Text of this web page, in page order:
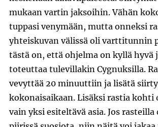
mukaan vartin jaksoihin. Vähän
tuppasi venymään, mutta onneksi
yhteiskuvan välissä oli varttitunnin
tästä on, että ohjelma on kyllä hyvä
toteuttaa tulevillakin Cygnuksilla.
vevyttää 20 minuuttiin ja lisätä
kokonaisaikaan. Lisäksi rastia kohti
vain yksi esiteltävä asia. Jos rasteilla